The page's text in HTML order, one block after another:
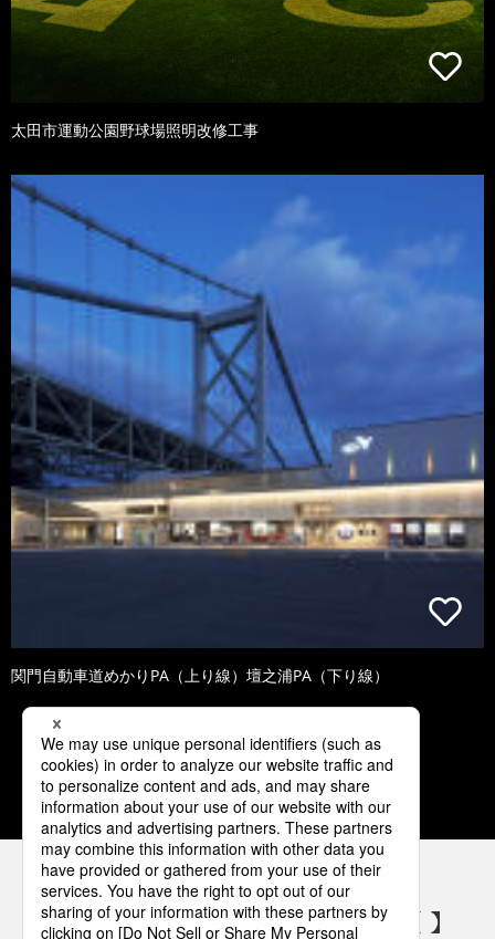
太田市運動公園野球場照明改修工事
関門自動車道めかりPA（上り線）壇之浦PA（下り線）
1 2 3 4 5
パナソニックの電気設備 SNSアカウント